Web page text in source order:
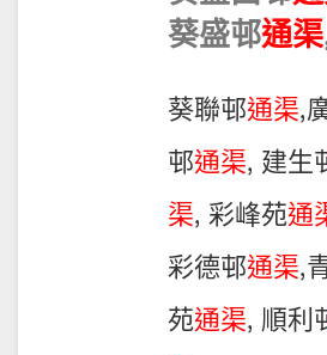
葵盛邨通渠
葵聯邨通渠,
邨通渠, 建生
渠, 彩峰苑通
彩德邨通渠,
苑通渠, 順利